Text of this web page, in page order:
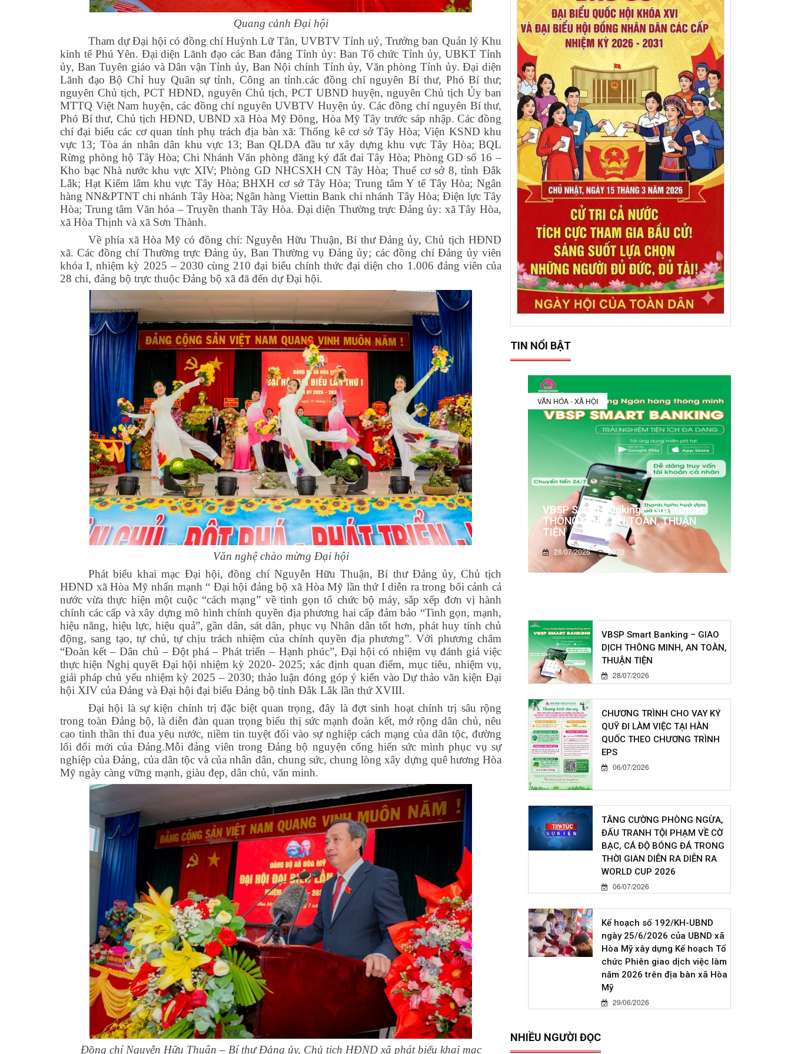
Quang cảnh Đại hội
Tham dự Đại hội có đồng chí Huỳnh Lữ Tân, UVBTV Tỉnh uỷ, Trưởng ban Quản lý Khu
kinh tế Phú Yên. Đại diện Lãnh đạo các Ban đảng Tỉnh ủy: Ban Tổ chức Tỉnh ủy, UBKT Tỉnh
ủy, Ban Tuyên giáo và Dân vận Tỉnh ủy, Ban Nội chính Tỉnh ủy, Văn phòng Tỉnh ủy. Đại diện
Lãnh đạo Bộ Chỉ huy Quân sự tỉnh, Công an tỉnh.các đồng chí nguyên Bí thư, Phó Bí thư;
nguyên Chủ tịch, PCT HĐND, nguyên Chủ tịch, PCT UBND huyện, nguyên Chủ tịch Ủy ban
MTTQ Việt Nam huyện, các đồng chí nguyên UVBTV Huyện ủy. Các đồng chí nguyên Bí thư,
Phó Bí thư, Chủ tịch HĐND, UBND xã Hòa Mỹ Đông, Hòa Mỹ Tây trước sáp nhập. Các đồng
chí đại biểu các cơ quan tỉnh phụ trách địa bàn xã: Thống kê cơ sở Tây Hòa; Viện KSND khu
vực 13; Tòa án nhân dân khu vực 13; Ban QLDA đầu tư xây dựng khu vực Tây Hòa; BQL
Rừng phòng hộ Tây Hòa; Chi Nhánh Văn phòng đăng ký đất đai Tây Hòa; Phòng GD số 16 –
Kho bạc Nhà nước khu vực XIV; Phòng GD NHCSXH CN Tây Hòa; Thuế cơ sở 8, tỉnh Đắk
Lắk; Hạt Kiểm lâm khu vực Tây Hòa; BHXH cơ sở Tây Hòa; Trung tâm Y tế Tây Hòa; Ngân
hàng NN&PTNT chi nhánh Tây Hòa; Ngân hàng Viettin Bank chi nhánh Tây Hòa; Điện lực Tây
Hòa; Trung tâm Văn hóa – Truyền thanh Tây Hòa. Đại diện Thường trực Đảng ủy: xã Tây Hòa,
xã Hòa Thịnh và xã Sơn Thành.
Về phía xã Hòa Mỹ có đồng chí: Nguyễn Hữu Thuận, Bí thư Đảng ủy, Chủ tịch HĐND
xã. Các đồng chí Thường trực Đảng ủy, Ban Thường vụ Đảng ủy; các đồng chí Đảng ủy viên
khóa I, nhiệm kỳ 2025 – 2030 cùng 210 đại biểu chính thức đại diện cho 1.006 đảng viên của
28 chi, đảng bộ trực thuộc Đảng bộ xã đã đến dự Đại hội.
Văn nghệ chào mừng Đại hội
Phát biểu khai mạc Đại hội, đồng chí Nguyễn Hữu Thuận, Bí thư Đảng ủy, Chủ tịch
HĐND xã Hòa Mỹ nhấn mạnh “ Đại hội đảng bộ xã Hòa Mỹ lần thứ I diễn ra trong bối cảnh cả
nước vừa thực hiện một cuộc “cách mạng” về tinh gọn tổ chức bộ máy, sắp xếp đơn vị hành
chính các cấp và xây dựng mô hình chính quyền địa phương hai cấp đảm bảo “Tinh gọn, mạnh,
hiệu năng, hiệu lực, hiệu quả”, gần dân, sát dân, phục vụ Nhân dân tốt hơn, phát huy tính chủ
động, sang tạo, tự chủ, tự chịu trách nhiệm của chính quyền địa phương”. Với phương châm
“Đoàn kết – Dân chủ – Đột phá – Phát triển – Hạnh phúc”, Đại hội có nhiệm vụ đánh giá việc
thực hiện Nghị quyết Đại hội nhiệm kỳ 2020- 2025; xác định quan điểm, mục tiêu, nhiệm vụ,
giải pháp chủ yếu nhiệm kỳ 2025 – 2030; thảo luận đóng góp ý kiến vào Dự thảo văn kiện Đại
hội XIV của Đảng và Đại hội đại biểu Đảng bộ tỉnh Đắk Lắk lần thứ XVIII.
Đại hội là sự kiện chính trị đặc biệt quan trọng, đây là đợt sinh hoạt chính trị sâu rộng
trong toàn Đảng bộ, là diễn đàn quan trọng biểu thị sức mạnh đoàn kết, mở rộng dân chủ, nêu
cao tinh thần thi đua yêu nước, niềm tin tuyệt đối vào sự nghiệp cách mạng của dân tộc, đường
lối đổi mới của Đảng.Mỗi đảng viên trong Đảng bộ nguyện cống hiến sức mình phục vụ sự
nghiệp của Đảng, của dân tộc và của nhân dân, chung sức, chung lòng xây dựng quê hương Hòa
Mỹ ngày càng vững mạnh, giàu đẹp, dân chủ, văn minh.
Đồng chí Nguyễn Hữu Thuận – Bí thư Đảng ủy, Chủ tịch HĐND xã phát biểu khai mạc
TIN NỔI BẬT
VĂN HÓA - XÃ HỘI
VBSP Smart Banking – GIAO DỊCH
THÔNG MINH, AN TOÀN, THUẬN
TIỆN
28/07/2026 2070
VBSP Smart Banking – GIAO
DỊCH THÔNG MINH, AN TOÀN,
THUẬN TIỆN
28/07/2026
CHƯƠNG TRÌNH CHO VAY KÝ
QUỸ ĐI LÀM VIỆC TẠI HÀN
QUỐC THEO CHƯƠNG TRÌNH
EPS
06/07/2026
TĂNG CƯỜNG PHÒNG NGỪA,
ĐẤU TRANH TỘI PHẠM VỀ CỜ
BẠC, CÁ ĐỘ BÓNG ĐÁ TRONG
THỜI GIAN DIỄN RA DIỄN RA
WORLD CUP 2026
06/07/2026
Kế hoạch số 192/KH-UBND
ngày 25/6/2026 của UBND xã
Hòa Mỹ xây dựng Kế hoạch Tổ
chức Phiên giao dịch việc làm
năm 2026 trên địa bàn xã Hòa
Mỹ
29/06/2026
NHIỀU NGƯỜI ĐỌC